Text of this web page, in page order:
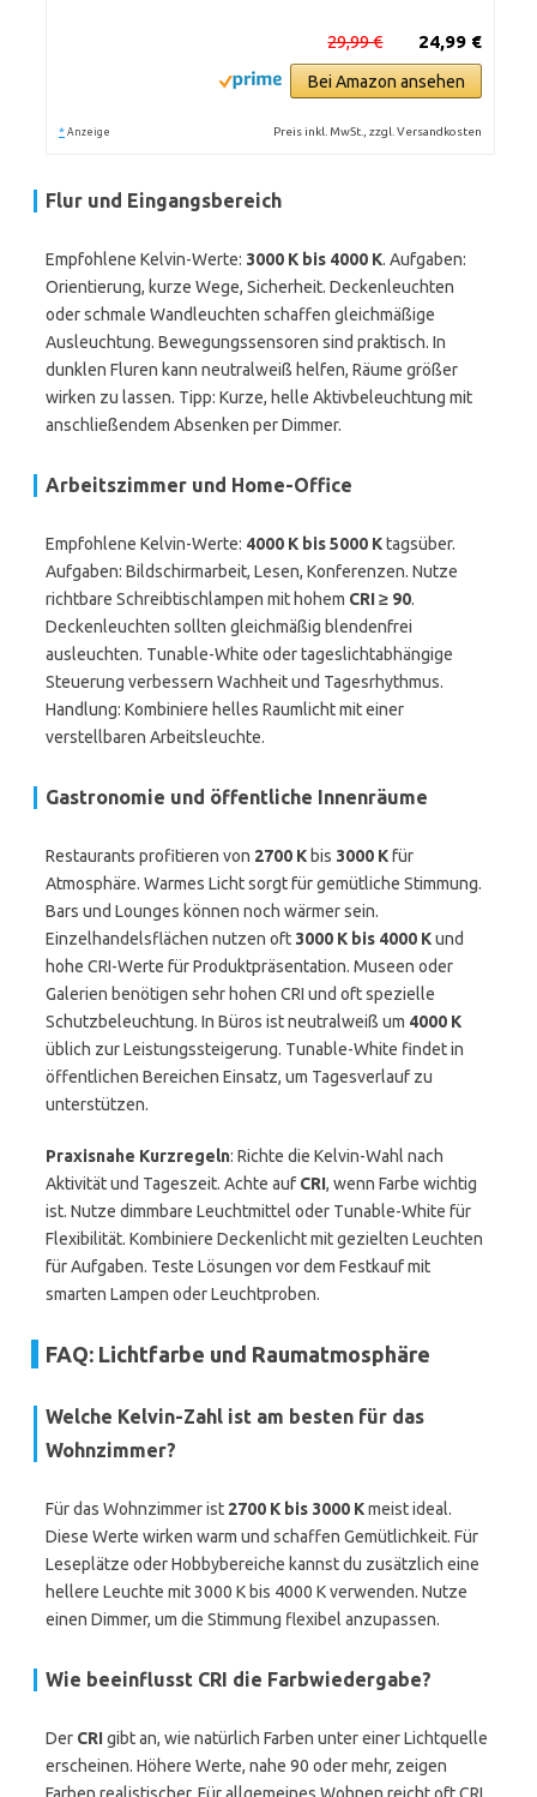
24,99 €
29,99 €
Bei Amazon ansehen
* Anzeige Preis inkl. MwSt., zzgl. Versandkosten
Flur und Eingangsbereich
Empfohlene Kelvin-Werte: 3000 K bis 4000 K. Aufgaben:
Orientierung, kurze Wege, Sicherheit. Deckenleuchten
oder schmale Wandleuchten schaffen gleichmäßige
Ausleuchtung. Bewegungssensoren sind praktisch. In
dunklen Fluren kann neutralweiß helfen, Räume größer
wirken zu lassen. Tipp: Kurze, helle Aktivbeleuchtung mit
anschließendem Absenken per Dimmer.
Arbeitszimmer und Home-Office
Empfohlene Kelvin-Werte: 4000 K bis 5000 Ktagsüber.
Aufgaben: Bildschirmarbeit, Lesen, Konferenzen. Nutze
richtbare Schreibtischlampen mit hohem CRI ≥ 90.
Deckenleuchten sollten gleichmäßig blendenfrei
ausleuchten. Tunable-White oder tageslichtabhängige
Steuerung verbessern Wachheit und Tagesrhythmus.
Handlung: Kombiniere helles Raumlicht mit einer
verstellbaren Arbeitsleuchte.
Gastronomie und öffentliche Innenräume
Restaurants profitieren von 2700 K bis 3000 Kfür
Atmosphäre. Warmes Licht sorgt für gemütliche Stimmung.
Bars und Lounges können noch wärmer sein.
Einzelhandelsflächen nutzen oft 3000 K bis 4000 Kund
hohe CRI-Werte für Produktpräsentation. Museen oder
Galerien benötigen sehr hohen CRI und oft spezielle
Schutzbeleuchtung. In Büros ist neutralweiß um 4000 K
üblich zur Leistungssteigerung. Tunable-White findet in
öffentlichen Bereichen Einsatz, um Tagesverlauf zu
unterstützen.
Praxisnahe Kurzregeln: Richte die Kelvin-Wahl nach
Aktivität und Tageszeit. Achte auf CRI, wenn Farbe wichtig
ist. Nutze dimmbare Leuchtmittel oder Tunable-White für
Flexibilität. Kombiniere Deckenlicht mit gezielten Leuchten
für Aufgaben. Teste Lösungen vor dem Festkauf mit
smarten Lampen oder Leuchtproben.
FAQ: Lichtfarbe und Raumatmosphäre
Welche Kelvin-Zahl ist am besten für das
Wohnzimmer?
Für das Wohnzimmer ist 2700 K bis 3000 Kmeist ideal.
Diese Werte wirken warm und schaffen Gemütlichkeit. Für
Leseplätze oder Hobbybereiche kannst du zusätzlich eine
hellere Leuchte mit 3000 K bis 4000 K verwenden. Nutze
einen Dimmer, um die Stimmung flexibel anzupassen.
Wie beeinflusst CRI die Farbwiedergabe?
Der CRIgibt an, wie natürlich Farben unter einer Lichtquelle
erscheinen. Höhere Werte, nahe 90 oder mehr, zeigen